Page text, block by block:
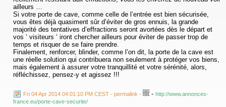
ailleurs …
Si votre porte de cave, comme celle de l’entrée est bien sécurisée,
vous êtes déjà quasiment sûr d’éviter de gros ennuis, la grande
majorité des tentatives d’effractions seront avortées dès le départ et
vos ‘ visiteurs ‘ iront chercher ailleurs pour éviter de passer trop de
temps et risquer de se faire prendre.
Finalement, renforcer, blinder, comme l’on dit, la porte de la cave est
une réelle solution qui contribuera non seulement à protéger vos biens,
mais également à assurer votre tranquillité et votre sérénité, alors,
réfléchissez, pensez-y et agissez !!!
Fri 04 Apr 2014 04:01:10 PM CEST - permalink - - http://www.annonces-
france.eu/porte-cave-securite/